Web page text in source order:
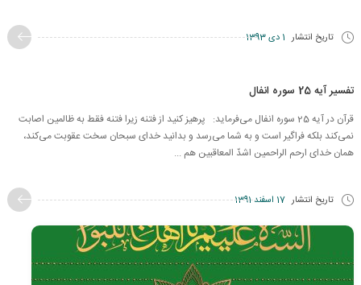
تاریخ انتشار 1 دی 1393
تفسیر آیه 25 سوره انفال
قرآن در آیه 25 سوره انفال می‌فرماید: پرهیز كنید از فتنه‌ زیرا فتنه فقط به ظالمین اصابت
نمی‌كند بلکه فراگیر است و به شما می‌رسد و بدانید خدای سبحان سخت عقوبت می‌كند،
همان خدای ارحم الراحمین اشدّ المعاقبین هم ...
تاریخ انتشار 17 اسفند 1391